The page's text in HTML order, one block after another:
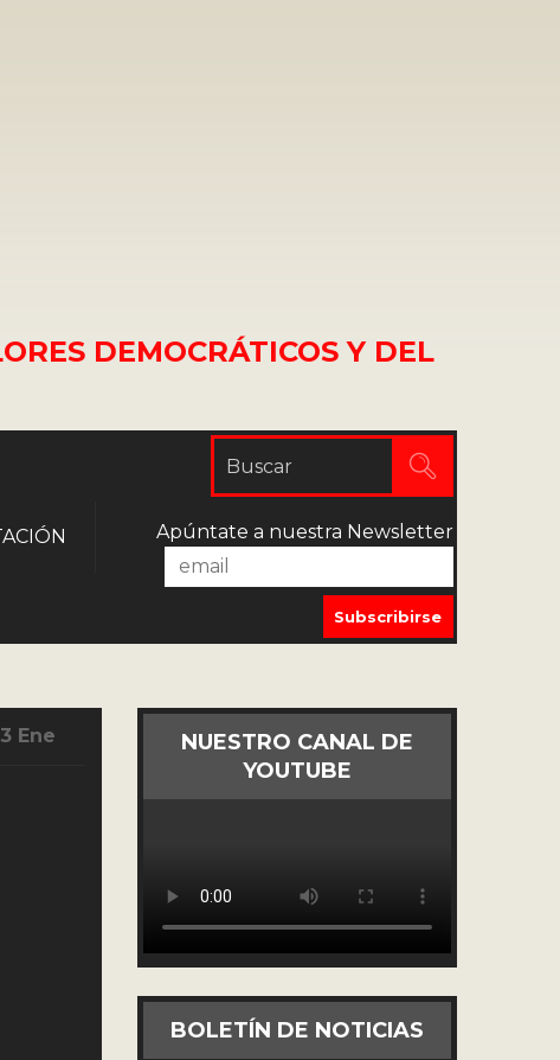
DEMOCRÁTICOS Y DEL
Apúntate a nuestra Newsletter
Ene
NUESTRO CANAL DE
YOUTUBE
BOLETÍN DE NOTICIAS